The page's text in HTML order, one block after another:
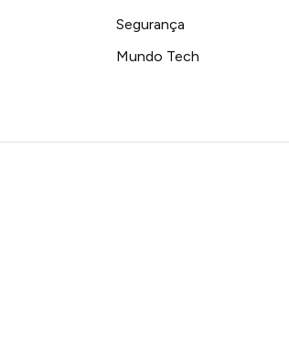
Segurança
Mundo Tech